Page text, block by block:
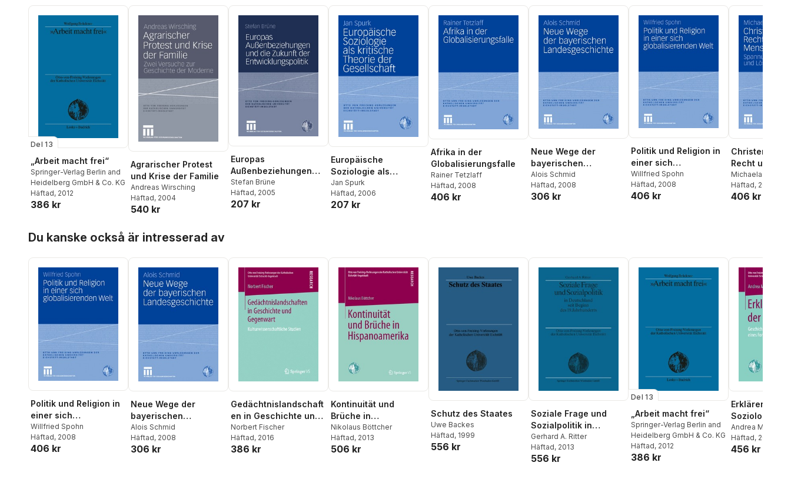
Del 13
„Arbeit macht frei“
Springer-Verlag Berlin and
Heidelberg GmbH & Co. KG
Häftad, 2012
386 kr
Agrarischer Protest
und Krise der Familie
Andreas Wirsching
Häftad, 2004
540 kr
Europas
Außenbeziehungen
und die Zukunft der
Entwicklungspolitik
Stefan Brüne
Häftad, 2005
207 kr
Europäische
Soziologie als
kritische Theorie der
Gesellschaft
Jan Spurk
Häftad, 2006
207 kr
Afrika in der
Globalisierungsfalle
Rainer Tetzlaff
Häftad, 2008
406 kr
Neue Wege der
bayerischen
Landesgeschichte
Alois Schmid
Häftad, 2008
306 kr
Politik und Religion in
einer sich
globalisierenden Welt
Willfried Spohn
Häftad, 2008
406 kr
Christentum,
Recht und
Michaela
Häftad, 2008
406 kr
Du kanske också är intresserad av
Politik und Religion in
einer sich
globalisierenden Welt
Willfried Spohn
Häftad, 2008
406 kr
Neue Wege der
bayerischen
Landesgeschichte
Alois Schmid
Häftad, 2008
306 kr
Gedächtnislandschaft
en in Geschichte und
Gegenwart
Norbert Fischer
Häftad, 2016
386 kr
Kontinuität und
Brüche in
Hispanoamerika
Nikolaus Böttcher
Häftad, 2013
506 kr
Schutz des Staates
Uwe Backes
Häftad, 1999
556 kr
Soziale Frage und
Sozialpolitik in
Deutschland seit
Beginn des 19.
Jahrhunderts
Gerhard A. Ritter
Häftad, 2013
556 kr
Del 13
„Arbeit macht frei“
Springer-Verlag Berlin and
Heidelberg GmbH & Co. KG
Häftad, 2012
386 kr
Erklären in
Soziologie
Andrea Maurer
Häftad, 2017
456 kr